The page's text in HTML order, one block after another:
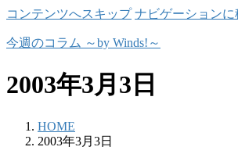
コンテンツへスキップ ナビゲーションに
今週のコラム ～by Winds!～
2003年3月3日
HOME
2003年3月3日